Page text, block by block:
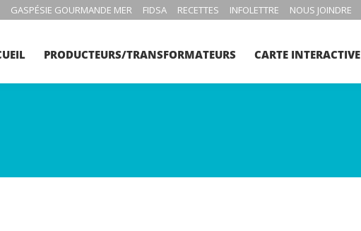
GASPÉSIE GOURMANDE MER FIDSA RECETTES INFOLETTRE NOUS JOINDRE
PRODUCTEURS/TRANSFORMATEURS CARTE INTERACTIVE